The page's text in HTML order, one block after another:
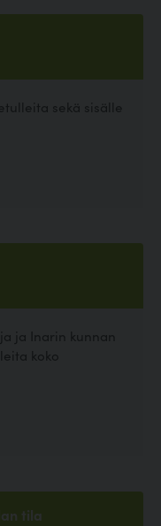
sekä sisälle
ja Inarin kunnan
koko
tila